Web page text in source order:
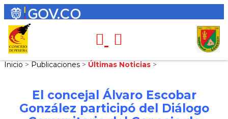
Inicio > Publicaciones > Últimas Noticias >
El concejal Álvaro Escobar
González participó del Diálogo